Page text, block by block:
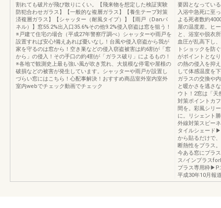
割れても破片が飛び散りにくい。【飛来物を想定した検証実験
防犯合わせガラス】【一般的な複層ガラス】【養生テープ対策
済複層ガラス】【シャッター（耐風タイプ）】【雨戸（Danパ
ネル）】窓55.2%出入口35.6%その他9.2%侵入窃盗は窓を狙う！
※戸建て住宅の場合（平成27年警察庁調べ）シャッターや雨戸を
設置すれば安心!備えあれば憂いなし！台風や侵入窃盗から我が
家を守るのは窓から！空き巣などの侵入窃盗被害は約6割が「窓
から」の侵入！その手口の約4割が「ガラス破り」によるもの！
※各地で観測史上最も強い風が吹き荒れ、大規模な停電や屋根の
破損などの被害が発生しています。シャッターや雨戸が設置し
づらい窓にはこちら！心配事解決！おすすめ商品室外室内室外
室内webでチェック動画でチェック
要因となってい
入浴中急死に至
よる死者数約
屋の温度差。ヒ
と、浴室や脱衣
血圧が乱高下し
トショックを防
がポイントとな
の熱の侵入を抑
して体感温度を
ガラスの交換や
と暖かさを逃さ
ウト！2窓は「天
対策ポイントカ
間を。彩風シリ
に。リシェント
外線対策スピー
タイルシェード
から貼るだけで
断熱性をプラス
今ある窓にプラ
ス⁄インプラス
プラス専用枠
平成30年10月報